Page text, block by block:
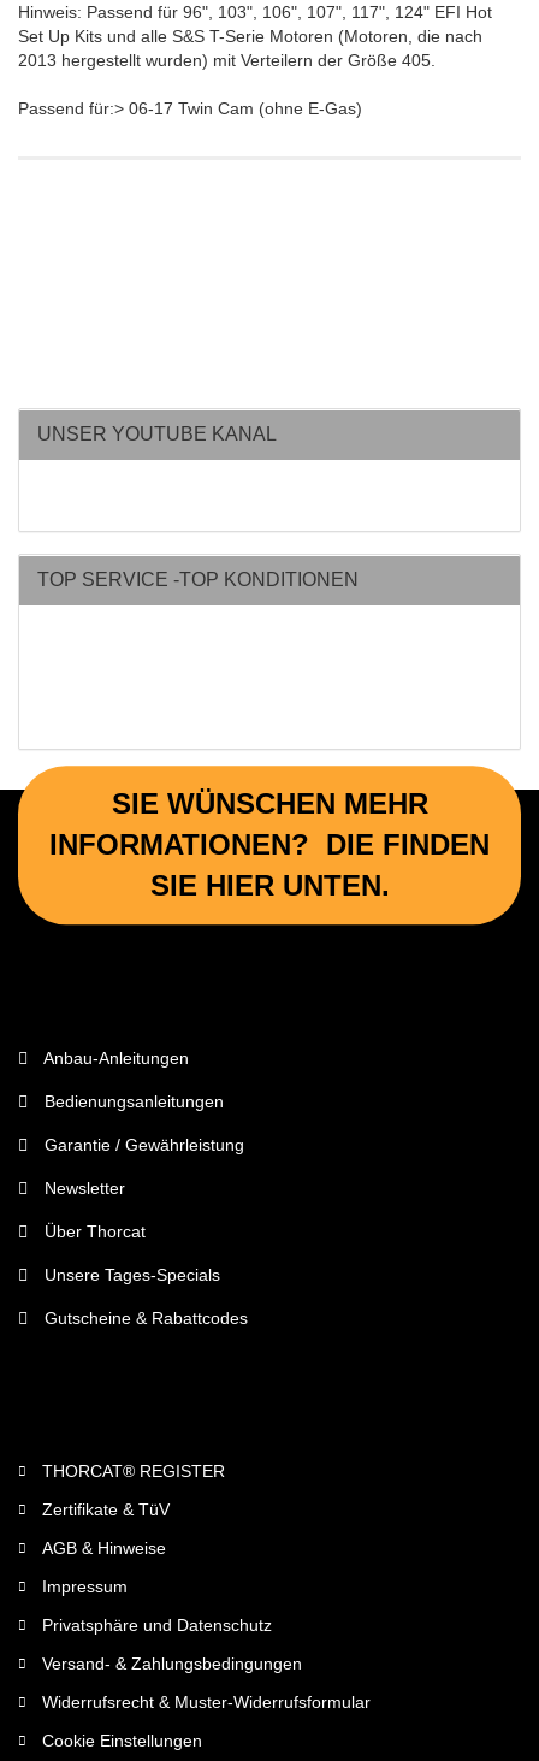
Hinweis: Passend für 96", 103", 106", 107", 117", 124" EFI Hot
Set Up Kits und alle S&S T-Serie Motoren (Motoren, die nach
2013 hergestellt wurden) mit Verteilern der Größe 405.
Passend für:> 06-17 Twin Cam (ohne E-Gas)
UNSER YOUTUBE KANAL
TOP SERVICE -TOP KONDITIONEN
SIE WÜNSCHEN MEHR
INFORMATIONEN? DIE FINDEN
SIE HIER UNTEN.
Anbau-Anleitungen
Bedienungsanleitungen
Garantie / Gewährleistung
Newsletter
Über Thorcat
Unsere Tages-Specials
Gutscheine & Rabattcodes
THORCAT® REGISTER
Zertifikate & TüV
AGB & Hinweise
Impressum
Privatsphäre und Datenschutz
Versand- & Zahlungsbedingungen
Widerrufsrecht & Muster-Widerrufsformular
Cookie Einstellungen